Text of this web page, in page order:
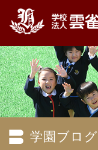
学園ブログ